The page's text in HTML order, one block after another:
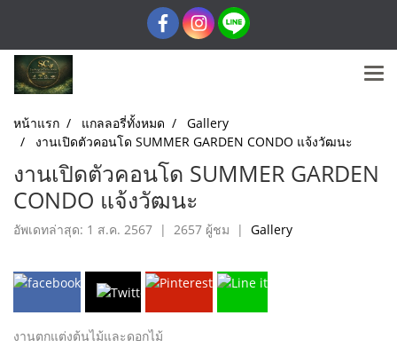
หน้าแรก แกลลอรี่ทั้งหมด
Gallery
งานเปิดตัวคอนโด SUMMER GARDEN CONDO แจ้งวัฒนะ
งานเปิดตัวคอนโด SUMMER GARDEN
CONDO แจ้งวัฒนะ
อัพเดทล่าสุด: 1 ส.ค. 2567 | 2657 ผู้ชม | Gallery
งานตกแต่งต้นไม้และดอกไม้